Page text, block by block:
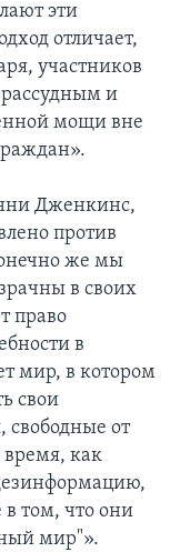
эти
отличает,
участников
и
мощи вне
Дженкинс,
против
же мы
в своих
право
в
мир, в котором
свои
свободные от
как
том, что они
мир"».